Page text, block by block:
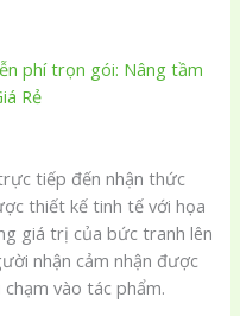
phí trọn gói: Nâng tầm
Rẻ
tiếp đến nhận thức
thiết kế tinh tế với họa
giá trị của bức tranh lên
nhận cảm nhận được
vào tác phẩm.